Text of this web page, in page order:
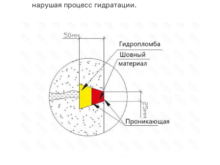
нарушая процесс гидратации.